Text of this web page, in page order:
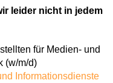
leider nicht in jedem
für Medien- und
(w/m/d)
Informationsdienste